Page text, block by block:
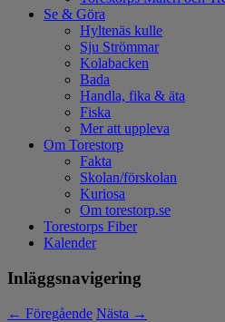
Se & Göra
Hyltenäs kulle
Sju Strömmar
Kolabacken
Bada
Handla, fika & äta
Fiska
Mer att uppleva
Om Torestorp
Fakta
Skolan/förskolan
Kuriosa
Om torestorp.se
Torestorps Fiber
Kalender
Inläggsnavigering
← Föregående Nästa →